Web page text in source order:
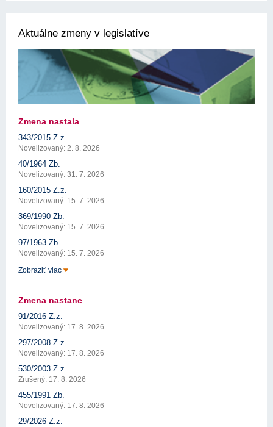
Aktuálne zmeny v legislatíve
Zmena nastala
343/2015 Z.z.
Novelizovaný: 2. 8. 2026
40/1964 Zb.
Novelizovaný: 31. 7. 2026
160/2015 Z.z.
Novelizovaný: 15. 7. 2026
369/1990 Zb.
Novelizovaný: 15. 7. 2026
97/1963 Zb.
Novelizovaný: 15. 7. 2026
Zobraziť viac
Zmena nastane
91/2016 Z.z.
Novelizovaný: 17. 8. 2026
297/2008 Z.z.
Novelizovaný: 17. 8. 2026
530/2003 Z.z.
Zrušený: 17. 8. 2026
455/1991 Zb.
Novelizovaný: 17. 8. 2026
29/2026 Z.z.